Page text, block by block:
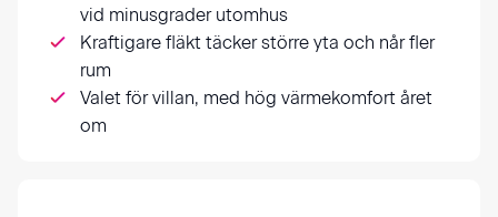
vid minusgrader utomhus
Kraftigare fläkt täcker större yta och når fler
rum
Valet för villan, med hög värmekomfort året
om